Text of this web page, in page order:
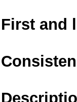
First and